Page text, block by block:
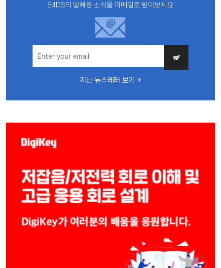
E4DS의 발빠른 소식을 이메일로 받아보세요
지난 뉴스레터 보기 +